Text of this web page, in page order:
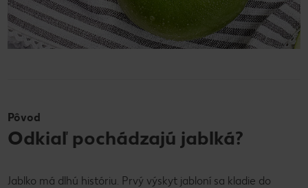
Pôvod
Odkiaľ pochádzajú jablká?
Jablko má dlhú históriu. Prvý výskyt jabloní sa kladie do